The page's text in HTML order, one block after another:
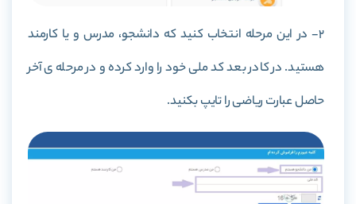
2- در این مرحله انتخاب کنید که دانشجو، مدرس و یا کارمند
هستید. در کادر بعد کد ملی خود را وارد کرده و در مرحله ی آخر
حاصل عبارت ریاضی را تایپ بکنید.